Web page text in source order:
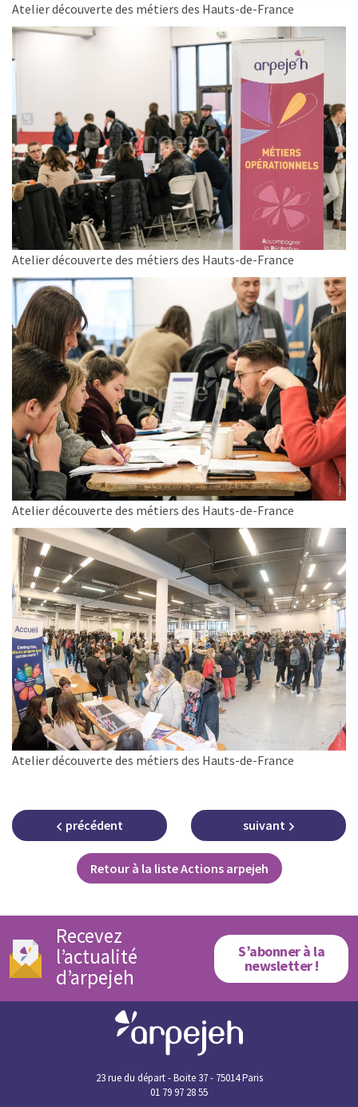
Atelier découverte des métiers des Hauts-de-France
Atelier découverte des métiers des Hauts-de-France
Atelier découverte des métiers des Hauts-de-France
Atelier découverte des métiers des Hauts-de-France
précédent
Retour à la liste Actions arpejeh
suivant
Recevez
l’actualité
d’arpejeh
S’abonner à la
newsletter !
23 rue du départ - Boite 37 - 75014 Paris
01 79 97 28 55